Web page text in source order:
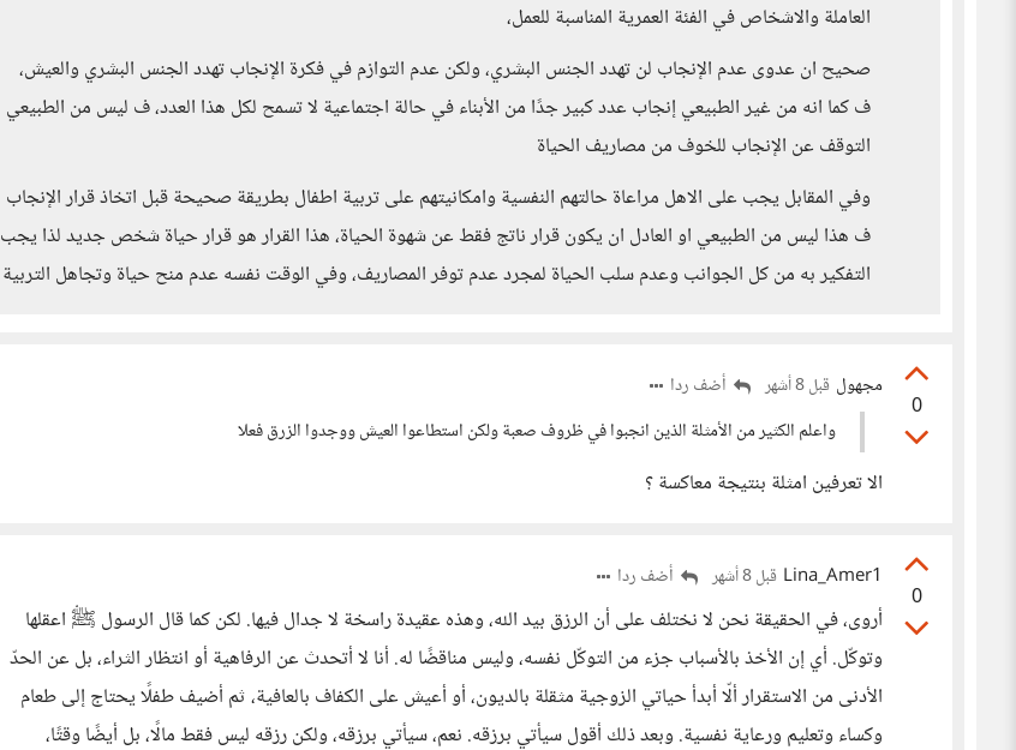
العاملة والاشخاص في الفئة العمرية المناسبة للعمل،
صحيح ان عدوى عدم الإنجاب لن تهدد الجنس البشري، ولكن عدم التوازم في فكرة الإنجاب تهدد الجنس البشري والعيش،
ف كما انه من غير الطبيعي إنجاب عدد كبير جدًا من الأبناء في حالة اجتماعية لا تسمح لكل هذا العدد، ف ليس من الطبيعي
التوقف عن الإنجاب للخوف من مصاريف الحياة
وفي المقابل يجب على الاهل مراعاة حالتهم النفسية وامكانيتهم على تربية اطفال بطريقة صحيحة قبل اتخاذ قرار الإنجاب
ف هذا ليس من الطبيعي او العادل ان يكون قرار ناتج فقط عن شهوة الحياة، هذا القرار هو قرار حياة شخص جديد لذا يجب
التفكير به من كل الجوانب وعدم سلب الحياة لمجرد عدم توفر المصاريف، وفي الوقت نفسه عدم منح حياة وتجاهل التربية
0
مجهول قبل 8 أشهر
أضف ردا
واعلم الكثير من الأمثلة الذين انجبوا في ظروف صعبة ولكن استطاعوا العيش ووجدوا الزرق فعلا
الا تعرفين امثلة بنتيجة معاكسة ؟
0
Lina_Amer1 قبل 8 أشهر أضف ردا
أروى، في الحقيقة نحن لا نختلف على أن الرزق بيد الله، وهذه عقيدة راسخة لا جدال فيها. لكن كما قال الرسول ﷺ اعقلها
وتوكّل. أي إن الأخذ بالأسباب جزء من التوكّل نفسه، وليس مناقضًا له. أنا لا أتحدث عن الرفاهية أو انتظار الثراء، بل عن الحدّ
الأدنى من الاستقرار ألّا أبدأ حياتي الزوجية مثقلة بالديون، أو أعيش على الكفاف بالعافية، ثم أضيف طفلًا يحتاج إلى طعام
وكساء وتعليم ورعاية نفسية. وبعد ذلك أقول سيأتي برزقه. نعم، سيأتي برزقه، ولكن رزقه ليس فقط مالًا، بل أيضًا وقتًا،